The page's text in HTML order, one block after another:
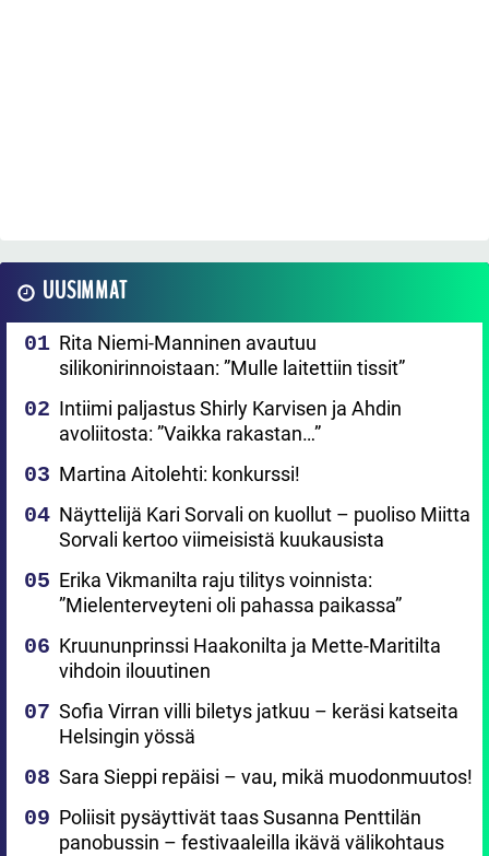
UUSIMMAT
Rita Niemi-Manninen avautuu
silikonirinnoistaan: ”Mulle laitettiin tissit”
Intiimi paljastus Shirly Karvisen ja Ahdin
avoliitosta: ”Vaikka rakastan…”
Martina Aitolehti: konkurssi!
Näyttelijä Kari Sorvali on kuollut – puoliso Miitta
Sorvali kertoo viimeisistä kuukausista
Erika Vikmanilta raju tilitys voinnista:
”Mielenterveyteni oli pahassa paikassa”
Kruununprinssi Haakonilta ja Mette-Maritilta
vihdoin ilouutinen
Sofia Virran villi biletys jatkuu – keräsi katseita
Helsingin yössä
Sara Sieppi repäisi – vau, mikä muodonmuutos!
Poliisit pysäyttivät taas Susanna Penttilän
panobussin – festivaaleilla ikävä välikohtaus